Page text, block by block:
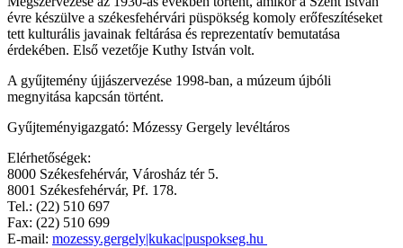
évre készülve a székesfehérvári püspökség komoly erőfeszítéseket
tett kulturális javainak feltárása és reprezentatív bemutatása
érdekében. Első vezetője Kuthy István volt.
A gyűjtemény újjászervezése 1998-ban, a múzeum újbóli
megnyitása kapcsán történt.
Gyűjteményigazgató: Mózessy Gergely levéltáros
Elérhetőségek:
8000 Székesfehérvár, Városház tér 5.
8001 Székesfehérvár, Pf. 178.
Tel.: (22) 510 697
Fax: (22) 510 699
E-mail: mozessy.gergely|kukac|puspokseg.hu